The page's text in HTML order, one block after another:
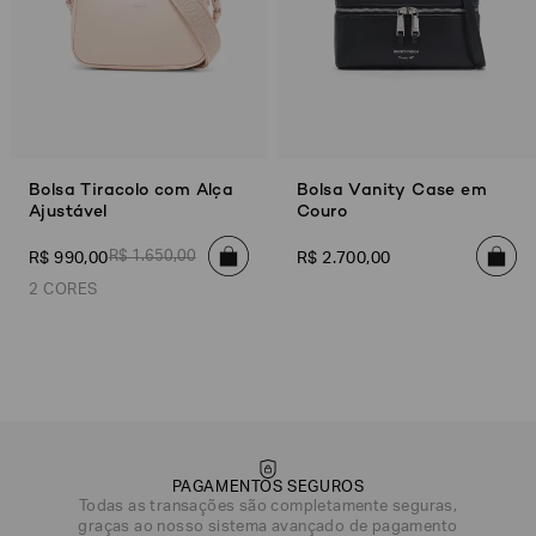
Bolsa Tiracolo com Alça
Ajustável
R$ 990,00R$ 1.650,00
2 CORES
Bolsa Vanity Case em
Couro
R$ 2.700,00
PAGAMENTOS SEGUROS
Todas as transações são completamente seguras,
graças ao nosso sistema avançado de pagamento
DATA DE NASCIMENTO*